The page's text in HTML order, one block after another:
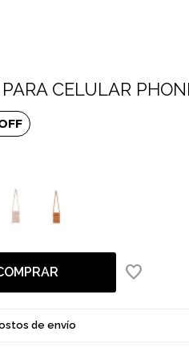
CELULAR
de envío